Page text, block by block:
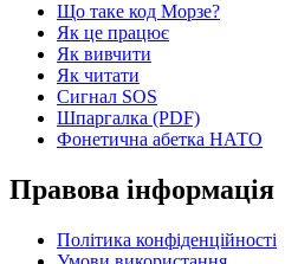
Що таке код Морзе?
Як це працює
Як вивчити
Як читати
Сигнал SOS
Шпаргалка (PDF)
Фонетична абетка НАТО
Правова інформація
Політика конфіденційності